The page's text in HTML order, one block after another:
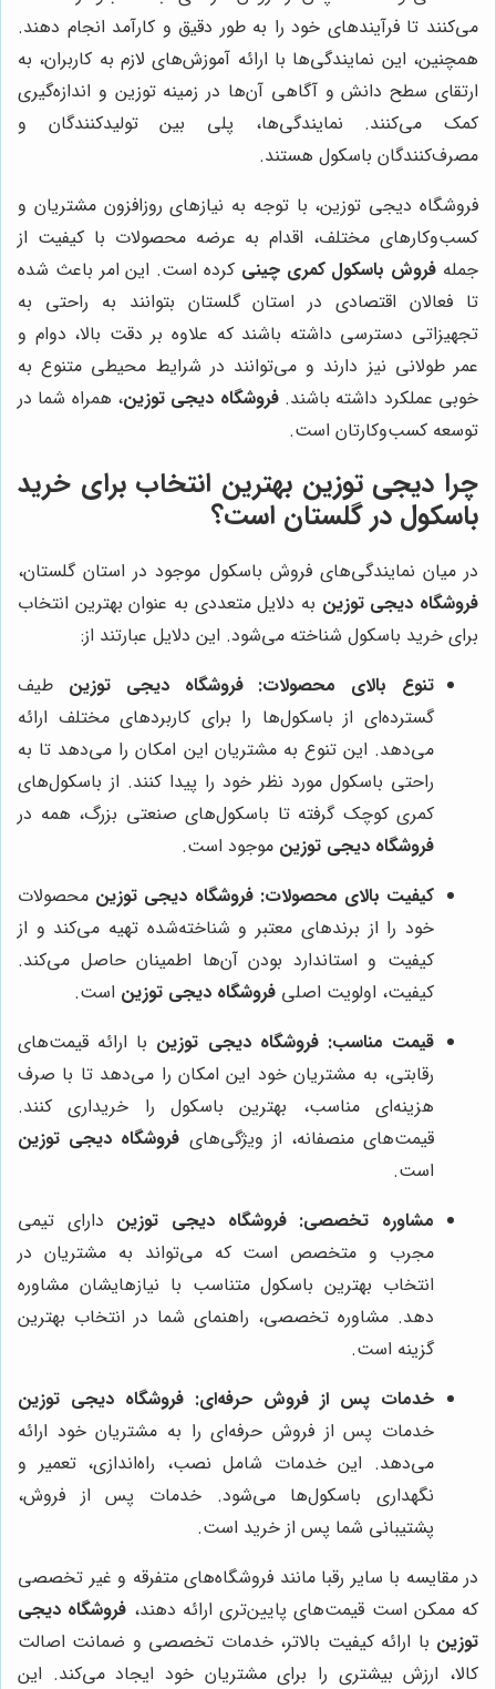
می‌کنند تا فرآیندهای خود را به طور دقیق و کارآمد انجام دهند.
همچنین، این نمایندگی‌ها با ارائه آموزش‌های لازم به کاربران، به
ارتقای سطح دانش و آگاهی آن‌ها در زمینه توزین و اندازه‌گیری
کمک می‌کنند. نمایندگی‌ها، پلی بین تولیدکنندگان و
مصرف‌کنندگان باسکول هستند.
فروشگاه دیجی توزین، با توجه به نیازهای روزافزون مشتریان و
کسب‌وکارهای مختلف، اقدام به عرضه محصولات با کیفیت از
جمله فروش باسکول کمری چینی کرده است. این امر باعث شده
تا فعالان اقتصادی در استان گلستان بتوانند به راحتی به
تجهیزاتی دسترسی داشته باشند که علاوه بر دقت بالا، دوام و
عمر طولانی نیز دارند و می‌توانند در شرایط محیطی متنوع به
خوبی عملکرد داشته باشند.فروشگاه دیجی توزین، همراه شما در
توسعه کسب‌وکارتان است.
چرا دیجی توزین بهترین انتخاب برای خرید
باسکول در گلستان است؟
در میان نمایندگی‌های فروش باسکول موجود در استان گلستان،
فروشگاه دیجی توزین به دلایل متعددی به عنوان بهترین انتخاب
برای خرید باسکول شناخته می‌شود. این دلایل عبارتند از:
تنوع بالای محصولات: فروشگاه دیجی توزین طیف
گسترده‌ای از باسکول‌ها را برای کاربردهای مختلف ارائه
می‌دهد. این تنوع به مشتریان این امکان را می‌دهد تا به
راحتی باسکول مورد نظر خود را پیدا کنند. از باسکول‌های
کمری کوچک گرفته تا باسکول‌های صنعتی بزرگ، همه در
فروشگاه دیجی توزین موجود است.
کیفیت بالای محصولات: فروشگاه دیجی توزین محصولات
خود را از برندهای معتبر و شناخته‌شده تهیه می‌کند و از
کیفیت و استاندارد بودن آن‌ها اطمینان حاصل می‌کند.
کیفیت، اولویت اصلی فروشگاه دیجی توزین است.
قیمت مناسب: فروشگاه دیجی توزین با ارائه قیمت‌های
رقابتی، به مشتریان خود این امکان را می‌دهد تا با صرف
هزینه‌ای مناسب، بهترین باسکول را خریداری کنند.
قیمت‌های منصفانه، از ویژگی‌های فروشگاه دیجی توزین
است.
مشاوره تخصصی: فروشگاه دیجی توزین دارای تیمی
مجرب و متخصص است که می‌تواند به مشتریان در
انتخاب بهترین باسکول متناسب با نیازهایشان مشاوره
دهد. مشاوره تخصصی، راهنمای شما در انتخاب بهترین
گزینه است.
خدمات پس از فروش حرفه‌ای: فروشگاه دیجی توزین
خدمات پس از فروش حرفه‌ای را به مشتریان خود ارائه
می‌دهد. این خدمات شامل نصب، راه‌اندازی، تعمیر و
نگهداری باسکول‌ها می‌شود. خدمات پس از فروش،
پشتیبانی شما پس از خرید است.
در مقایسه با سایر رقبا مانند فروشگاه‌های متفرقه و غیر تخصصی
که ممکن است قیمت‌های پایین‌تری ارائه دهند، فروشگاه دیجی
توزین با ارائه کیفیت بالاتر، خدمات تخصصی و ضمانت اصالت
کالا، ارزش بیشتری را برای مشتریان خود ایجاد می‌کند. این